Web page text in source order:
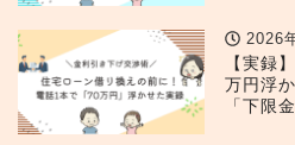
2026
【実録
万円浮
「下限